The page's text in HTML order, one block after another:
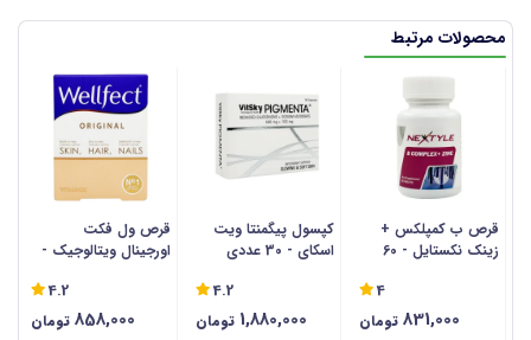
محصولات مرتبط
قرص ب کمپلکس +
زینک نکستایل - 60
4
831,000 تومان
کپسول پیگمنتا ویت
اسکای - 30 عددی
4.2
1,880,000 تومان
قرص ول فکت
اورجینال ویتالوجیک -
4.2
858,000 تومان